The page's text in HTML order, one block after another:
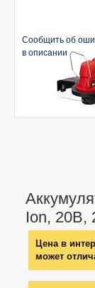
Ion, 20В,
Цена в
может
Сообщить об
в описании